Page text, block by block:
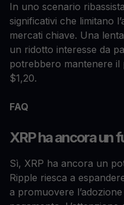
In uno scenario
significativi che limitano
mercati chiave. Una
un ridotto interesse da
potrebbero mantenere il
$1,20.
FAQ
XRP ha ancora un
Sì, XRP ha ancora un
Ripple riesca a
a promuovere